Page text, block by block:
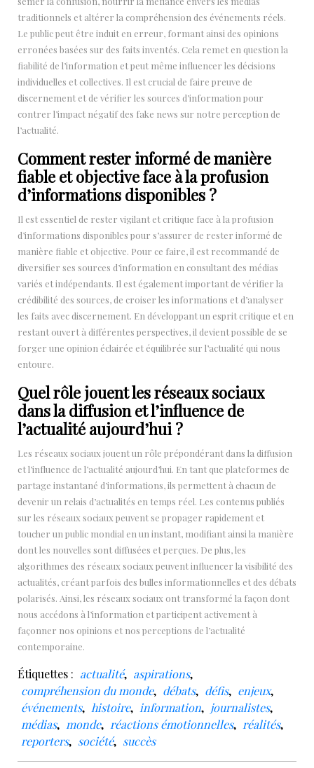
traditionnels et altérer la compréhension des événements réels.
Le public peut être induit en erreur, formant ainsi des opinions
erronées basées sur des faits inventés. Cela remet en question la
fiabilité de l’information et peut même influencer les décisions
individuelles et collectives. Il est crucial de faire preuve de
discernement et de vérifier les sources d’information pour
contrer l’impact négatif des fake news sur notre perception de
l’actualité.
Comment rester informé de manière
fiable et objective face à la profusion
d’informations disponibles ?
Il est essentiel de rester vigilant et critique face à la profusion
d’informations disponibles pour s’assurer de rester informé de
manière fiable et objective. Pour ce faire, il est recommandé de
diversifier ses sources d’information en consultant des médias
variés et indépendants. Il est également important de vérifier la
crédibilité des sources, de croiser les informations et d’analyser
les faits avec discernement. En développant un esprit critique et en
restant ouvert à différentes perspectives, il devient possible de se
forger une opinion éclairée et équilibrée sur l’actualité qui nous
entoure.
Quel rôle jouent les réseaux sociaux
dans la diffusion et l’influence de
l’actualité aujourd’hui ?
Les réseaux sociaux jouent un rôle prépondérant dans la diffusion
et l’influence de l’actualité aujourd’hui. En tant que plateformes de
partage instantané d’informations, ils permettent à chacun de
devenir un relais d’actualités en temps réel. Les contenus publiés
sur les réseaux sociaux peuvent se propager rapidement et
toucher un public mondial en un instant, modifiant ainsi la manière
dont les nouvelles sont diffusées et perçues. De plus, les
algorithmes des réseaux sociaux peuvent influencer la visibilité des
actualités, créant parfois des bulles informationnelles et des débats
polarisés. Ainsi, les réseaux sociaux ont transformé la façon dont
nous accédons à l’information et participent activement à
façonner nos opinions et nos perceptions de l’actualité
contemporaine.
Étiquettes : actualité, aspirations,
compréhension du monde, débats, défis, enjeux,
événements, histoire, information, journalistes,
médias, monde, réactions émotionnelles, réalités,
reporters, société, succès